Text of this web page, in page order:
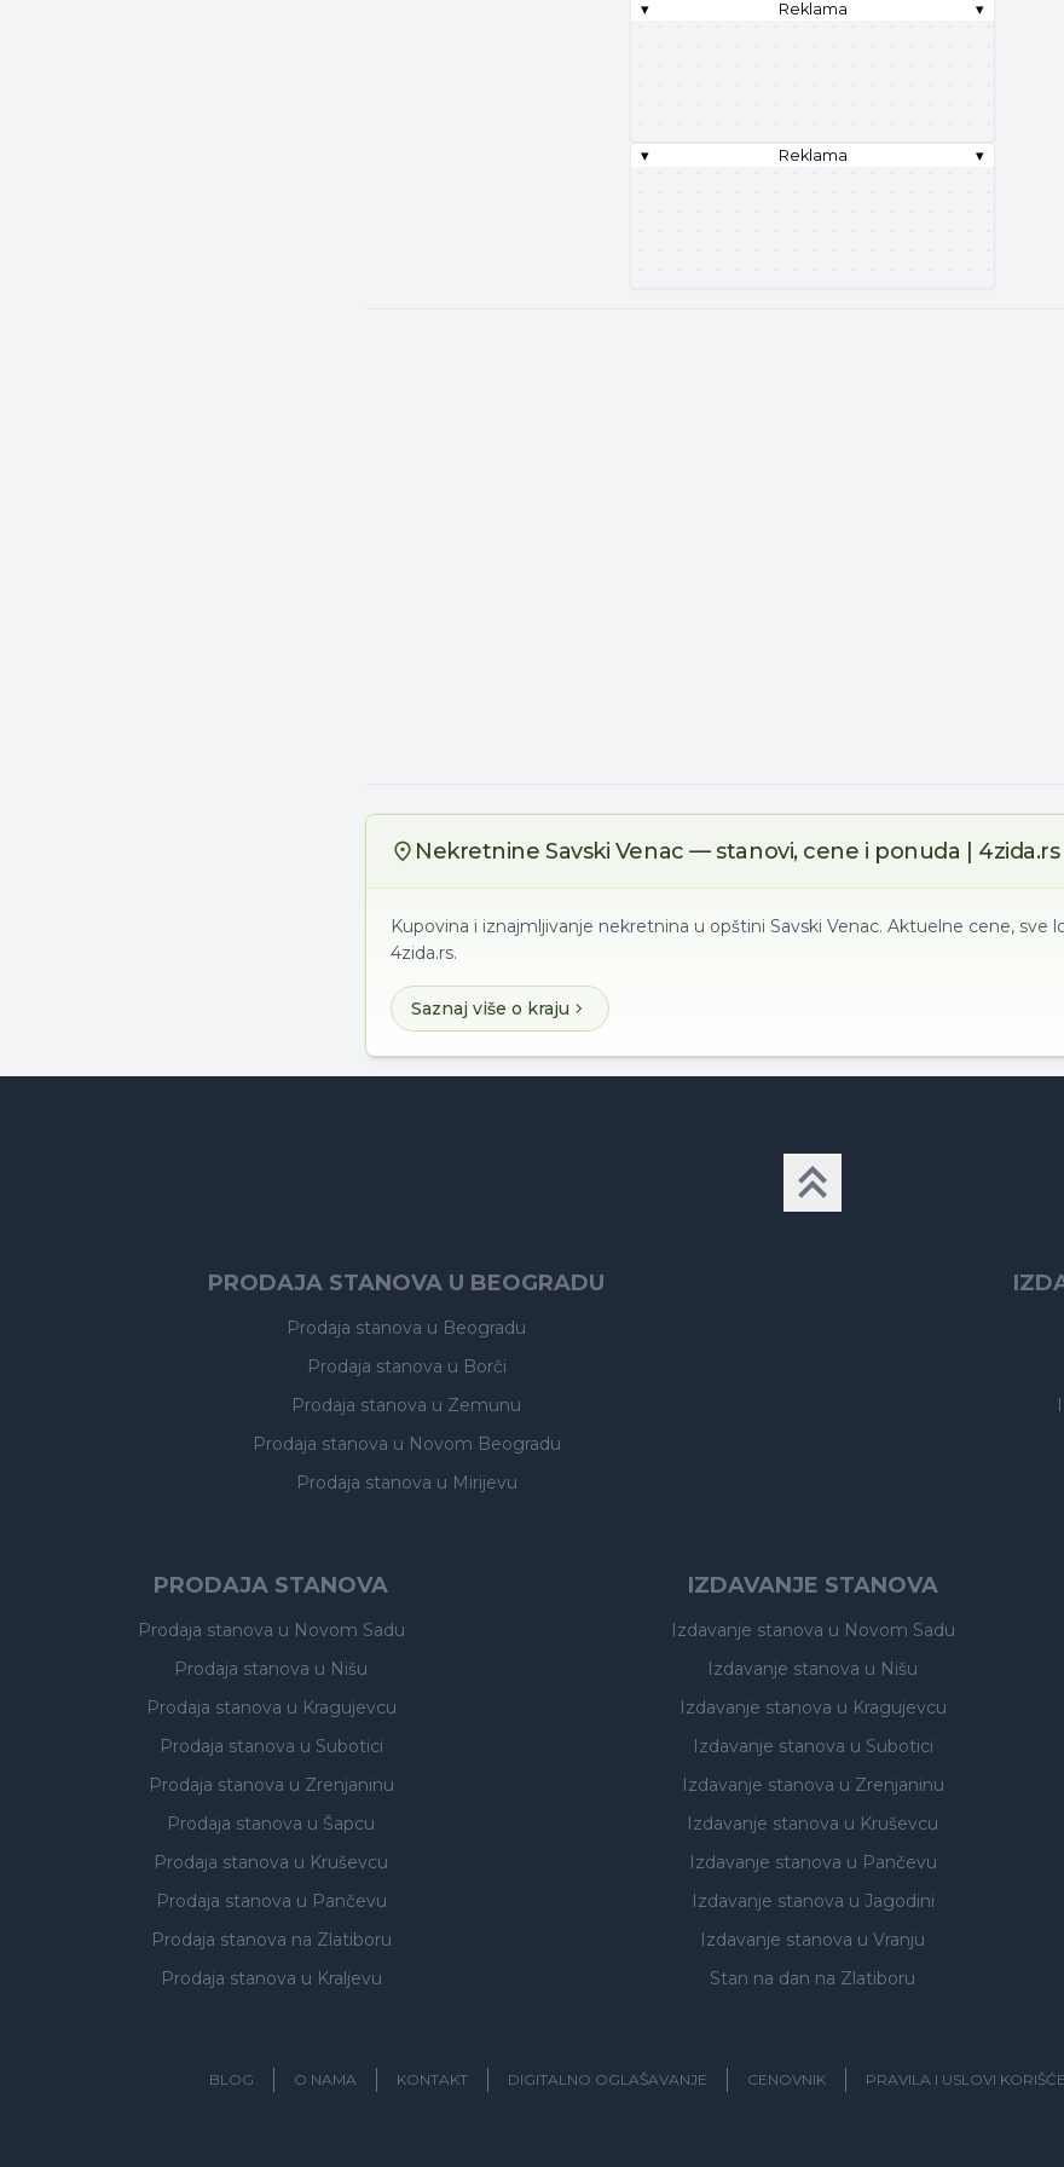
▾ Reklama ▾
▾ Reklama ▾
Nekretnine Savski Venac — stanovi, cene i ponuda | 4zida.rs
Kupovina i iznajmljivanje nekretnina u opštini Savski Venac. Aktuelne cene, sve
4zida.rs.
Saznaj više o kraju
PRODAJA STANOVA U BEOGRADU
Prodaja stanova u Beogradu
Prodaja stanova u Borči
Prodaja stanova u Zemunu
Prodaja stanova u Novom Beogradu
Prodaja stanova u Mirijevu
PRODAJA STANOVA
Prodaja stanova u Novom Sadu
Prodaja stanova u Nišu
Prodaja stanova u Kragujevcu
Prodaja stanova u Subotici
Prodaja stanova u Zrenjaninu
Prodaja stanova u Šapcu
Prodaja stanova u Kruševcu
Prodaja stanova u Pančevu
Prodaja stanova na Zlatiboru
Prodaja stanova u Kraljevu
IZDAVANJE STANOVA
Izdavanje stanova u Novom Sadu
Izdavanje stanova u Nišu
Izdavanje stanova u Kragujevcu
Izdavanje stanova u Subotici
Izdavanje stanova u Zrenjaninu
Izdavanje stanova u Kruševcu
Izdavanje stanova u Pančevu
Izdavanje stanova u Jagodini
Izdavanje stanova u Vranju
Stan na dan na Zlatiboru
BLOG O NAMA KONTAKT DIGITALNO OGLAŠAVANJE CENOVNIK PRAVILA I USLOVI